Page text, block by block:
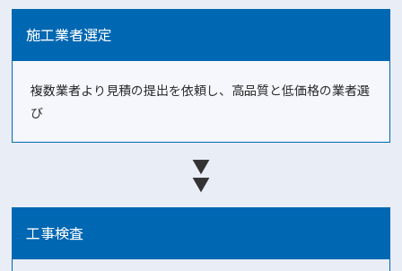
施工業者選定
複数業者より見積の提出を依頼し、高品質と低価格の業者選
び
▼
▼
工事検査